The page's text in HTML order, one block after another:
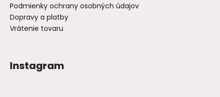
Podmienky ochrany osobných údajov
Dopravy a platby
Vrátenie tovaru
Instagram